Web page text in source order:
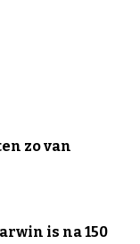
zo van
is na 150